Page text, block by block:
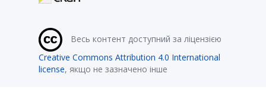
Весь контент доступний за ліцензією
Creative Commons Attribution 4.0 International
license, якщо не зазначено інше